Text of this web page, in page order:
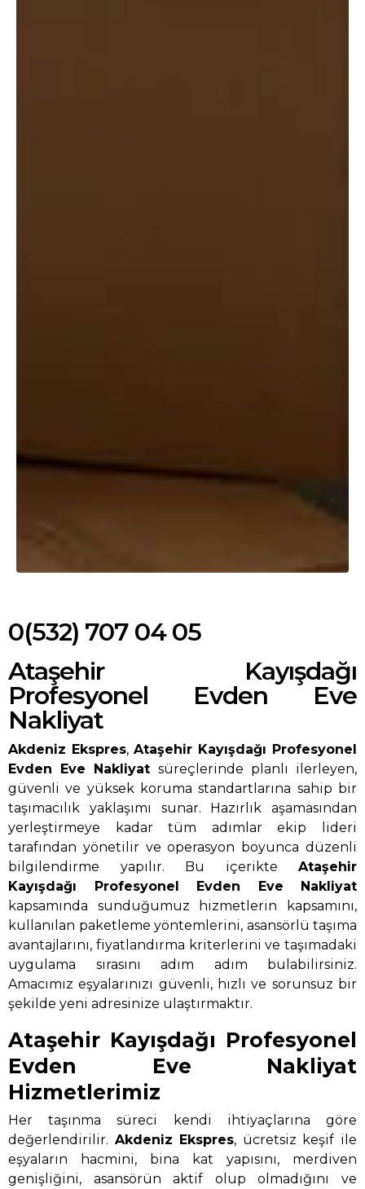
0(532) 707 04 05
Ataşehir Kayışdağı
Profesyonel Evden Eve
Nakliyat
Akdeniz Ekspres, Ataşehir Kayışdağı Profesyonel
Evden Eve Nakliyat süreçlerinde planlı ilerleyen,
güvenli ve yüksek koruma standartlarına sahip bir
taşımacılık yaklaşımı sunar. Hazırlık aşamasından
yerleştirmeye kadar tüm adımlar ekip lideri
tarafından yönetilir ve operasyon boyunca düzenli
bilgilendirme yapılır. Bu içerikte Ataşehir
Kayışdağı Profesyonel Evden Eve Nakliyat
kapsamında sunduğumuz hizmetlerin kapsamını,
kullanılan paketleme yöntemlerini, asansörlü taşıma
avantajlarını, fiyatlandırma kriterlerini ve taşımadaki
uygulama sırasını adım adım bulabilirsiniz.
Amacımız eşyalarınızı güvenli, hızlı ve sorunsuz bir
şekilde yeni adresinize ulaştırmaktır.
Ataşehir Kayışdağı Profesyonel
Evden Eve Nakliyat
Hizmetlerimiz
Her taşınma süreci kendi ihtiyaçlarına göre
değerlendirilir. Akdeniz Ekspres, ücretsiz keşif ile
eşyaların hacmini, bina kat yapısını, merdiven
genişliğini, asansörün aktif olup olmadığını ve